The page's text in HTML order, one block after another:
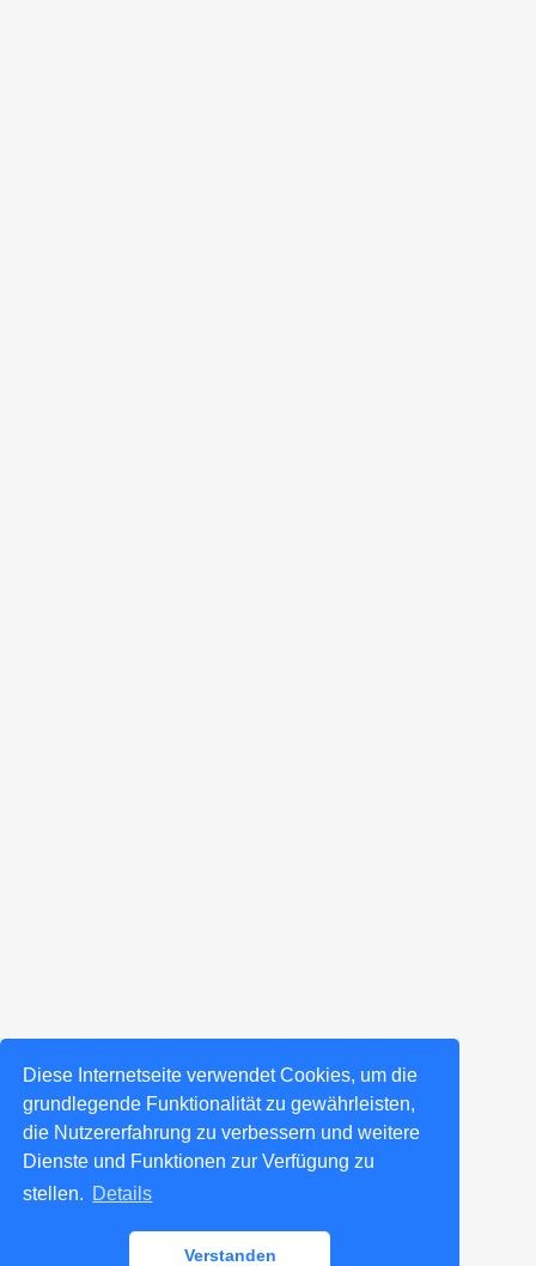
Diese Internetseite verwendet Cookies, um die
grundlegende Funktionalität zu gewährleisten,
die Nutzererfahrung zu verbessern und weitere
Dienste und Funktionen zur Verfügung zu
stellen. Details
Verstanden